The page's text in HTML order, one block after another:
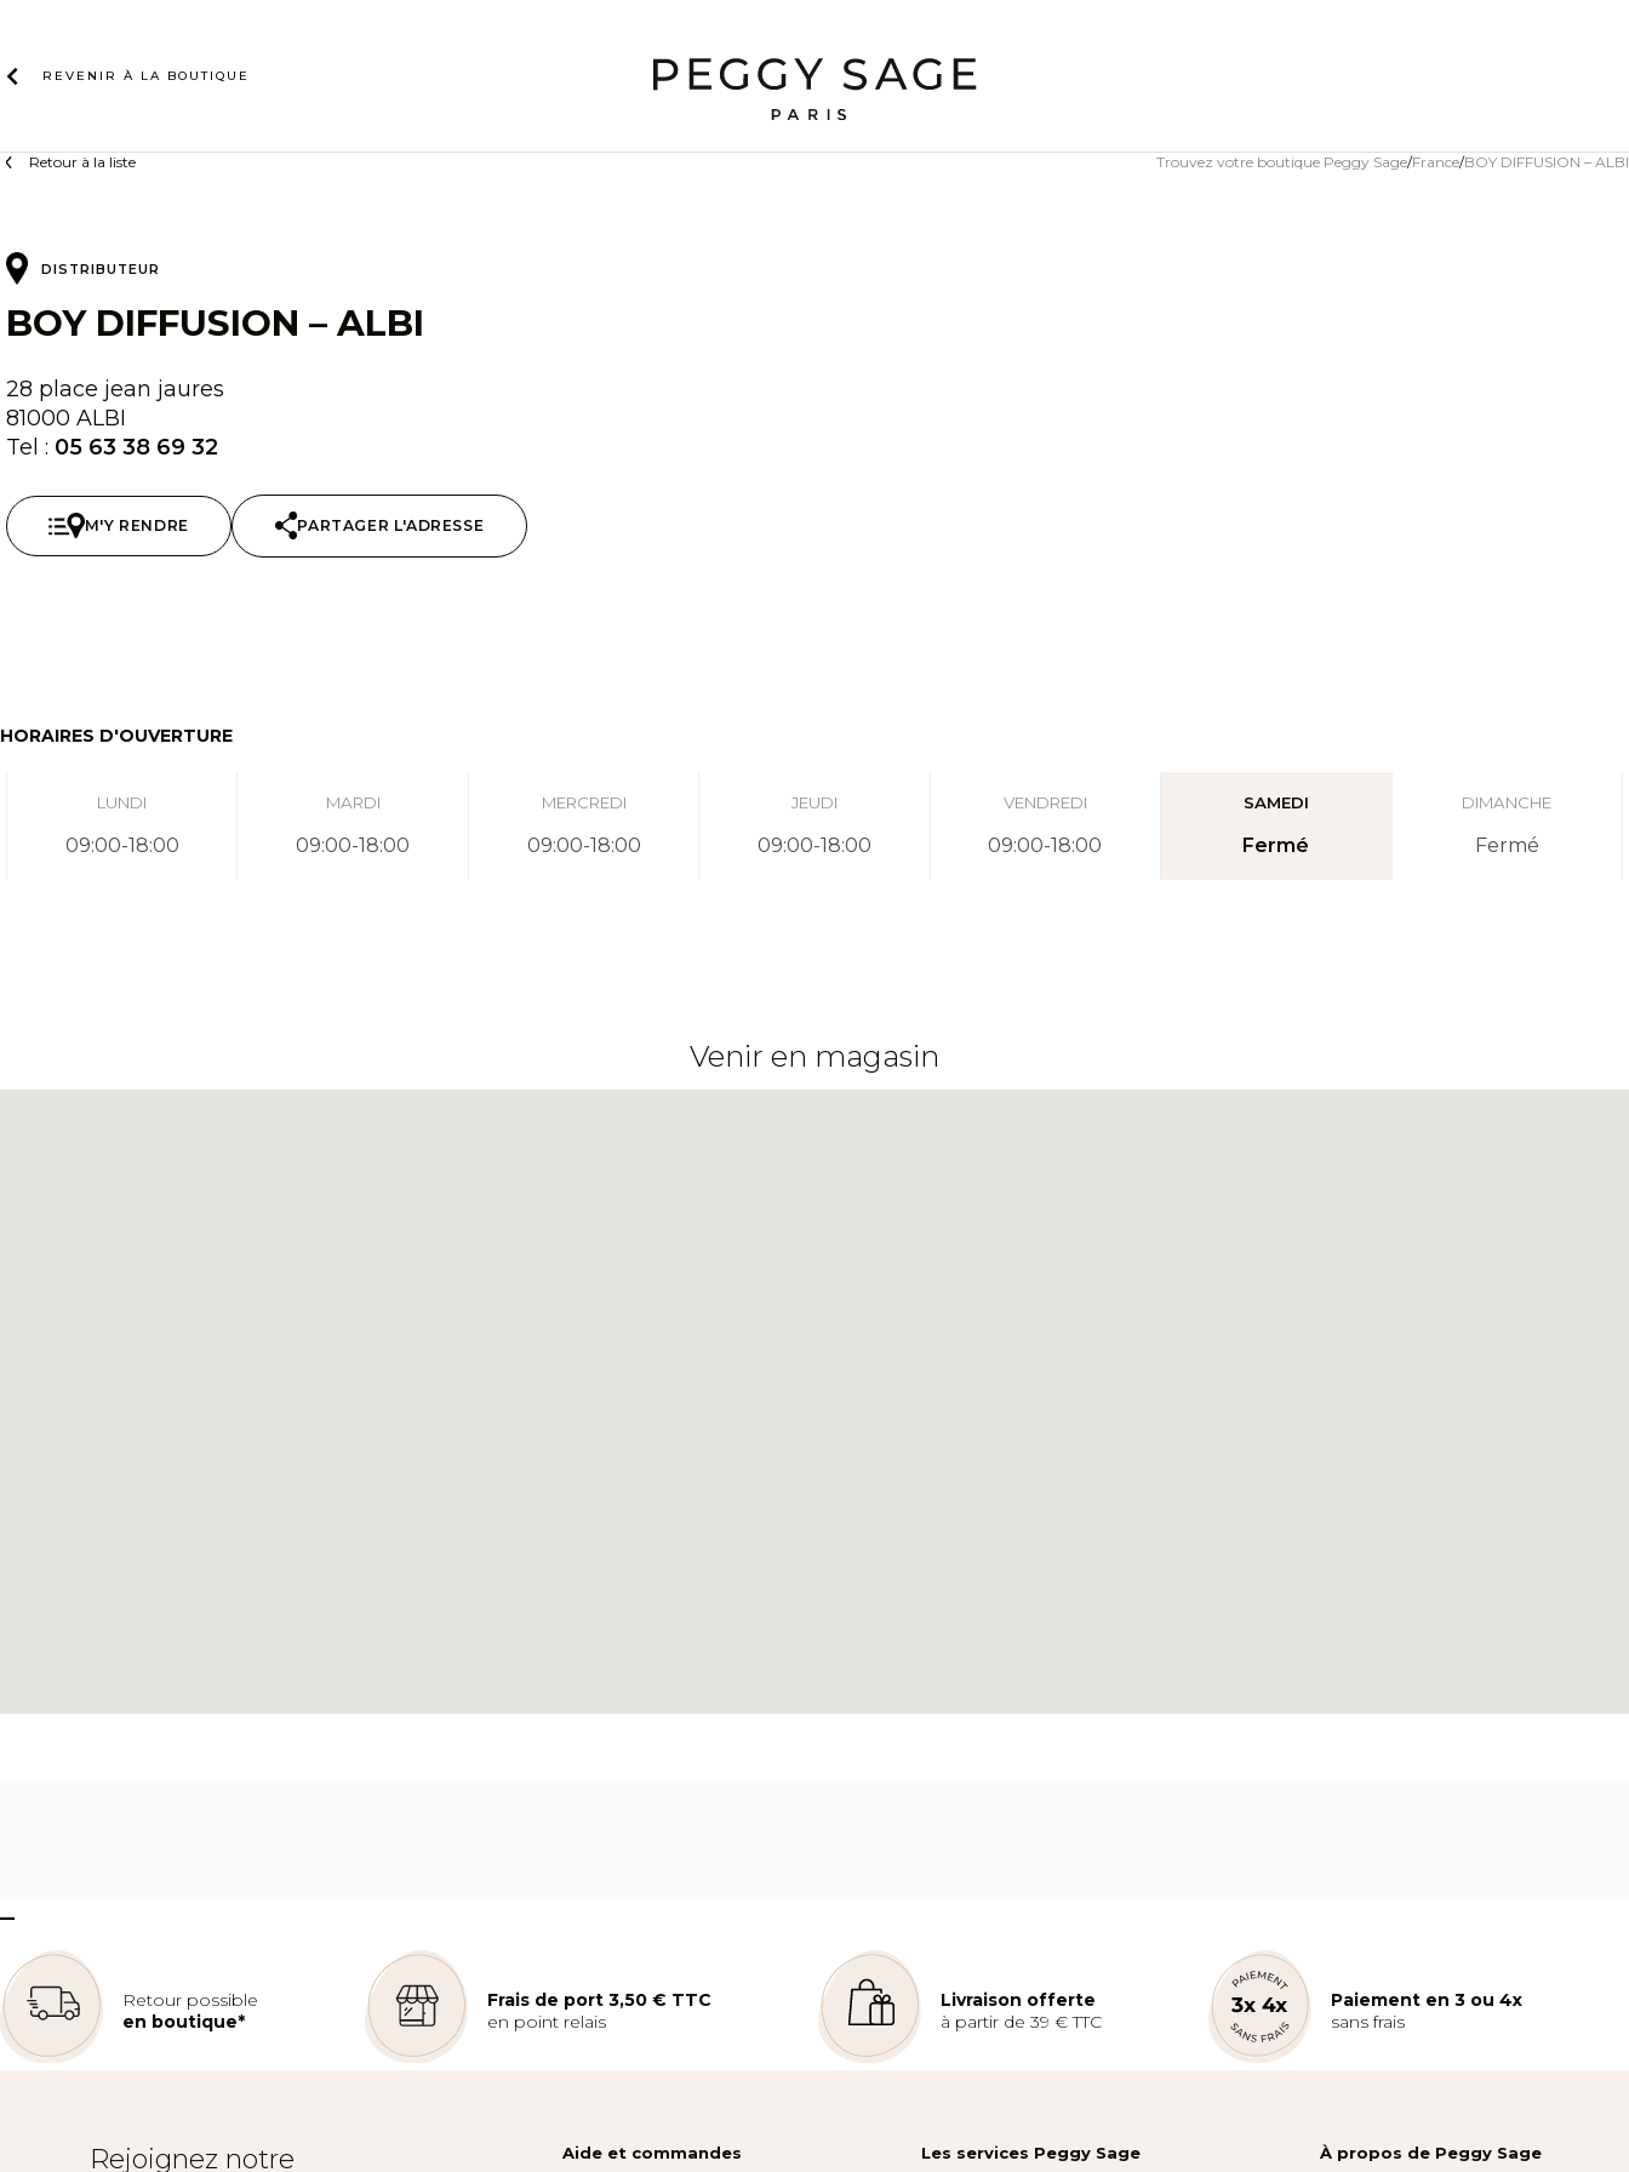
contentREVENIR À LA BOUTIQUE
Retour à la liste Trouvez votre boutique Peggy Sage France BOY DIFFUSION – ALBI
DISTRIBUTEUR
BOY DIFFUSION – ALBI
28 place jean jaures
81000 ALBI
Tel : 05 63 38 69 32
M'Y RENDRE PARTAGER L'ADRESSE
HORAIRES D'OUVERTURE
LUNDI
09:00-18:00
MARDI
09:00-18:00
MERCREDI
09:00-18:00
JEUDI
09:00-18:00
VENDREDI
09:00-18:00
SAMEDI
Fermé
DIMANCHE
Fermé
Venir en magasin
–
Retour possible
en boutique*
Frais de port 3,50 € TTC
en point relais
Livraison offerte
à partir de 39 € TTC
Paiement en 3 ou 4x
sans frais
Rejoignez notre Aide et commandes Les services Peggy Sage À propos de Peggy Sage